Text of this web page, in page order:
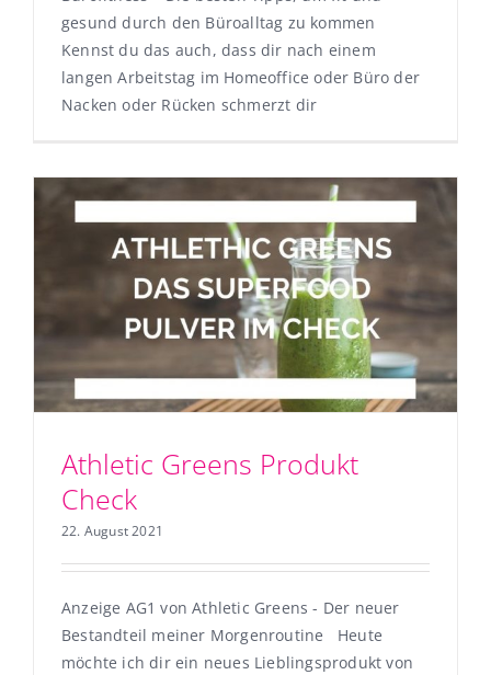
gesund durch den Büroalltag zu kommen
Kennst du das auch, dass dir nach einem
langen Arbeitstag im Homeoffice oder Büro der
Nacken oder Rücken schmerzt dir
Athletic Greens Produkt
Check
22. August 2021
Anzeige AG1 von Athletic Greens - Der neuer
Bestandteil meiner Morgenroutine Heute
möchte ich dir ein neues Lieblingsprodukt von